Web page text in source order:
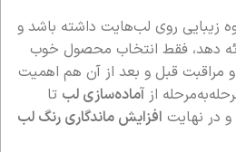
زیبایی روی لب‌هایت داشته باشد و
دهد، فقط انتخاب محصول خوب
مراقبت قبل و بعد از آن هم اهمیت
از آماده‌سازی لب تا
و در نهایت افزایش ماندگاری رنگ لب